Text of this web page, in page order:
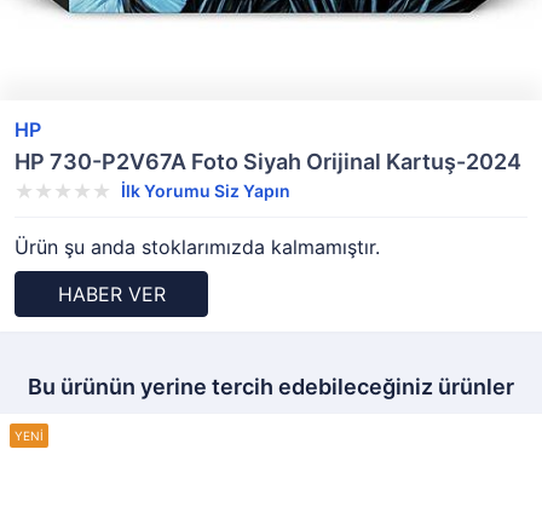
HP
HP 730-P2V67A Foto Siyah Orijinal Kartuş-2024
İlk Yorumu Siz Yapın
Ürün şu anda stoklarımızda kalmamıştır.
HABER VER
Bu ürünün yerine tercih edebileceğiniz ürünler